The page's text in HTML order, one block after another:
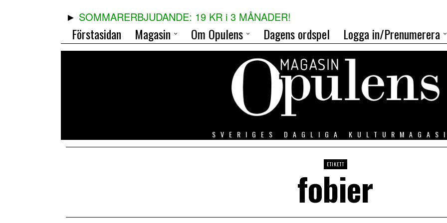
SOMMARERBJUDANDE: 19 KR i 3 MÅNADER!
Förstasidan Magasin Om Opulens Dagens ordspel Logga in/Prenumerera
SVERIGES DAGLIGA
ETIKETT
fobier